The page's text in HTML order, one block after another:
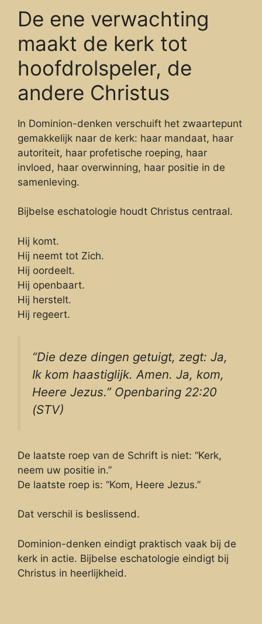
De ene verwachting
maakt de kerk tot
hoofdrolspeler, de
andere Christus
In Dominion-denken verschuift het zwaartepunt
gemakkelijk naar de kerk: haar mandaat, haar
autoriteit, haar profetische roeping, haar
invloed, haar overwinning, haar positie in de
samenleving.
Bijbelse eschatologie houdt Christus centraal.
Hij komt.
Hij neemt tot Zich.
Hij oordeelt.
Hij openbaart.
Hij herstelt.
Hij regeert.
“Die deze dingen getuigt, zegt: Ja,
Ik kom haastiglijk. Amen. Ja, kom,
Heere Jezus.” Openbaring 22:20
(STV)
De laatste roep van de Schrift is niet: “Kerk,
neem uw positie in.”
De laatste roep is: “Kom, Heere Jezus.”
Dat verschil is beslissend.
Dominion-denken eindigt praktisch vaak bij de
kerk in actie. Bijbelse eschatologie eindigt bij
Christus in heerlijkheid.